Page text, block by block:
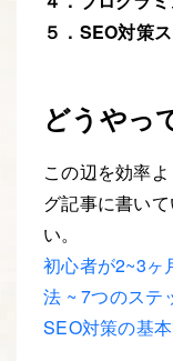
５． SEO対策
どうやっ
この辺を効率
グ記事に書い
い。
初心者が2~3ヶ
法 ~ 7つのステ
SEO対策の基